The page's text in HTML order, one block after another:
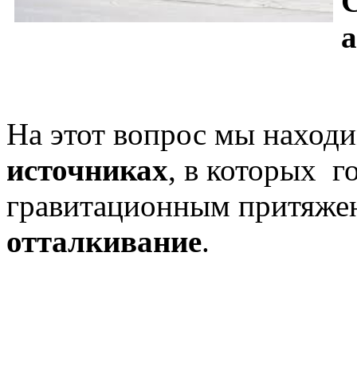
На этот вопрос мы
источниках, в которых
гравитационным
отталкивание.